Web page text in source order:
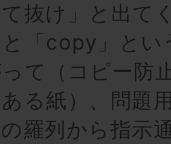
抜け」と出て
「copy」とい
て（コピー防
る紙）、問題
羅列から指示